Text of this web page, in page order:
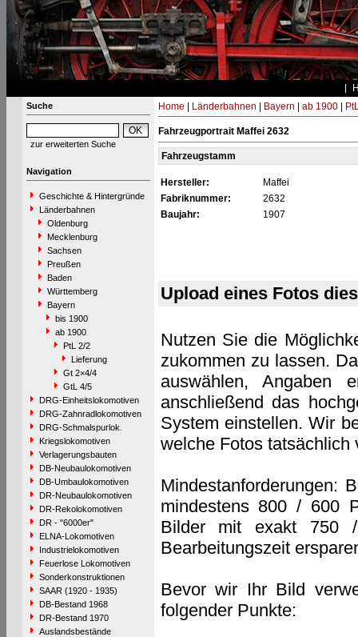
Suche
zur erweiterten Suche
Navigation
Geschichte & Hintergründe
Länderbahnen
Oldenburg
Mecklenburg
Sachsen
Preußen
Baden
Württemberg
Bayern
bis 1900
ab 1900
PtL 2/2
Lieferung
Gt 2×4/4
GtL 4/5
DRG-Einheitslokomotiven
DRG-Zahnradlokomotiven
DRG-Schmalspurlok.
Kriegslokomotiven
Verlagerungsbauten
DB-Neubaulokomotiven
DB-Umbaulokomotiven
DR-Neubaulokomotiven
DR-Rekolokomotiven
DR - "6000er"
ELNA-Lokomotiven
Industrielokomotiven
Feuerlose Lokomotiven
Sonderkonstruktionen
SAAR (1920 - 1935)
DB-Bestand 1968
DR-Bestand 1970
Auslandsbestände
Home Länderbahnen Bayern ab 1900|
Fahrzeugportrait Maffei 2632
Fahrzeugstamm
Hersteller:
Maffei
Fabriknummer:
2632
Baujahr:
1907
Upload eines Fotos
Nutzen Sie die
zukommen zu lassen.
auswählen, Angaben
anschließend das
System einstellen. Wir
welche Fotos tatsächlich
Mindestanforderungen:
mindestens 800 / 600
Bilder mit exakt 750
Bearbeitungszeit
Bevor wir Ihr Bild
folgender Punkte: